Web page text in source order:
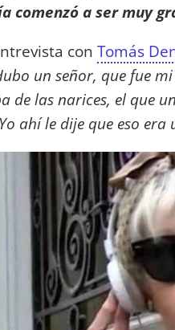
comenzó a ser muy
con Tomás
un señor, que fue
de las narices, el que
ahí le dije que eso